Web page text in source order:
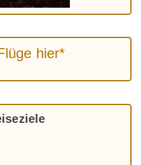
hier*